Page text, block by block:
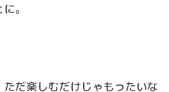
。
だ楽しむだけじゃもったいな